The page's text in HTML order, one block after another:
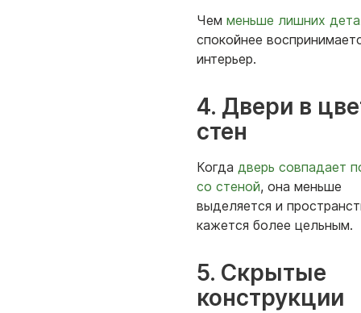
Чем меньше лишних
спокойнее
интерьер.
4. Двери в
стен
Когда дверь совпадает
со стеной, она меньше
выделяется и
кажется более цельным.
5. Скрытые
конструкции